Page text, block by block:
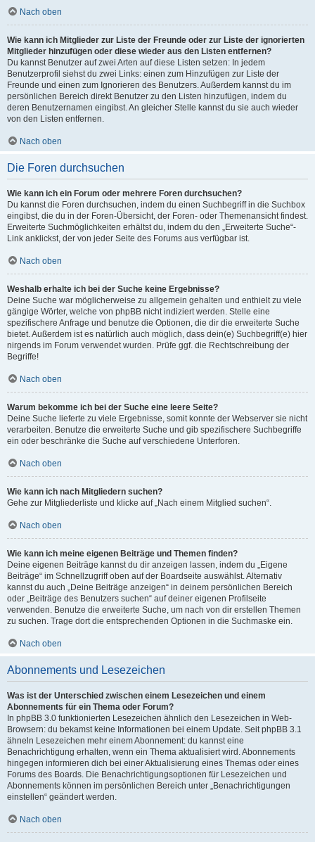
Nach oben
Wie kann ich Mitglieder zur Liste der Freunde oder zur Liste der ignorierten
Mitglieder hinzufügen oder diese wieder aus den Listen entfernen?
Du kannst Benutzer auf zwei Arten auf diese Listen setzen: In jedem
Benutzerprofil siehst du zwei Links: einen zum Hinzufügen zur Liste der
Freunde und einen zum Ignorieren des Benutzers. Außerdem kannst du im
persönlichen Bereich direkt Benutzer zu den Listen hinzufügen, indem du
deren Benutzernamen eingibst. An gleicher Stelle kannst du sie auch wieder
von den Listen entfernen.
Nach oben
Die Foren durchsuchen
Wie kann ich ein Forum oder mehrere Foren durchsuchen?
Du kannst die Foren durchsuchen, indem du einen Suchbegriff in die Suchbox
eingibst, die du in der Foren-Übersicht, der Foren- oder Themenansicht findest.
Erweiterte Suchmöglichkeiten erhältst du, indem du den „Erweiterte Suche“-
Link anklickst, der von jeder Seite des Forums aus verfügbar ist.
Nach oben
Weshalb erhalte ich bei der Suche keine Ergebnisse?
Deine Suche war möglicherweise zu allgemein gehalten und enthielt zu viele
gängige Wörter, welche von phpBB nicht indiziert werden. Stelle eine
spezifischere Anfrage und benutze die Optionen, die dir die erweiterte Suche
bietet. Außerdem ist es natürlich auch möglich, dass dein(e) Suchbegriff(e) hier
nirgends im Forum verwendet wurden. Prüfe ggf. die Rechtschreibung der
Begriffe!
Nach oben
Warum bekomme ich bei der Suche eine leere Seite?
Deine Suche lieferte zu viele Ergebnisse, somit konnte der Webserver sie nicht
verarbeiten. Benutze die erweiterte Suche und gib spezifischere Suchbegriffe
ein oder beschränke die Suche auf verschiedene Unterforen.
Nach oben
Wie kann ich nach Mitgliedern suchen?
Gehe zur Mitgliederliste und klicke auf „Nach einem Mitglied suchen“.
Nach oben
Wie kann ich meine eigenen Beiträge und Themen finden?
Deine eigenen Beiträge kannst du dir anzeigen lassen, indem du „Eigene
Beiträge“ im Schnellzugriff oben auf der Boardseite auswählst. Alternativ
kannst du auch „Deine Beiträge anzeigen“ in deinem persönlichen Bereich
oder „Beiträge des Benutzers suchen“ auf deiner eigenen Profilseite
verwenden. Benutze die erweiterte Suche, um nach von dir erstellen Themen
zu suchen. Trage dort die entsprechenden Optionen in die Suchmaske ein.
Nach oben
Abonnements und Lesezeichen
Was ist der Unterschied zwischen einem Lesezeichen und einem
Abonnements für ein Thema oder Forum?
In phpBB 3.0 funktionierten Lesezeichen ähnlich den Lesezeichen in Web-
Browsern: du bekamst keine Informationen bei einem Update. Seit phpBB 3.1
ähneln Lesezeichen mehr einem Abonnement: du kannst eine
Benachrichtigung erhalten, wenn ein Thema aktualisiert wird. Abonnements
hingegen informieren dich bei einer Aktualisierung eines Themas oder eines
Forums des Boards. Die Benachrichtigungsoptionen für Lesezeichen und
Abonnements können im persönlichen Bereich unter „Benachrichtigungen
einstellen“ geändert werden.
Nach oben